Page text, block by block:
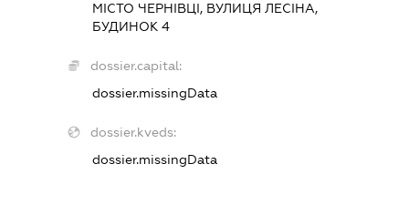
МІСТО ЧЕРНІВЦІ, ВУЛИЦЯ ЛЕСІНА,
БУДИНОК 4
dossier.capital:
dossier.missingData
dossier.kveds:
dossier.missingData